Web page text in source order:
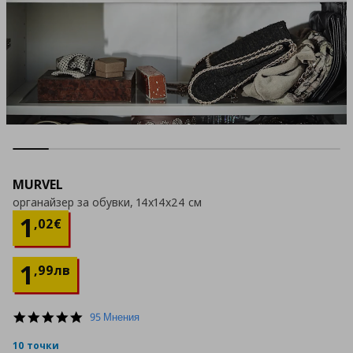
MURVEL
органайзер за обувки, 14x14x24 см
1 ,02€
Цена
1 ,99лв
4.8
95 Мнения
10 точки